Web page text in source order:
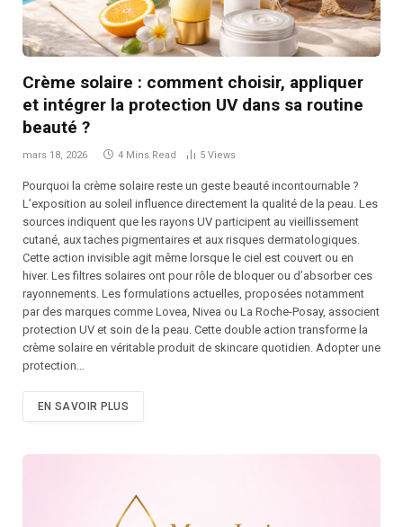
Crème solaire : comment choisir, appliquer
et intégrer la protection UV dans sa routine
beauté ?
mars 18, 2026 4 Mins Read 5 Views
Pourquoi la crème solaire reste un geste beauté incontournable ?
L’exposition au soleil influence directement la qualité de la peau. Les
sources indiquent que les rayons UV participent au vieillissement
cutané, aux taches pigmentaires et aux risques dermatologiques.
Cette action invisible agit même lorsque le ciel est couvert ou en
hiver. Les filtres solaires ont pour rôle de bloquer ou d’absorber ces
rayonnements. Les formulations actuelles, proposées notamment
par des marques comme Lovea, Nivea ou La Roche-Posay, associent
protection UV et soin de la peau. Cette double action transforme la
crème solaire en véritable produit de skincare quotidien. Adopter une
protection…
EN SAVOIR PLUS